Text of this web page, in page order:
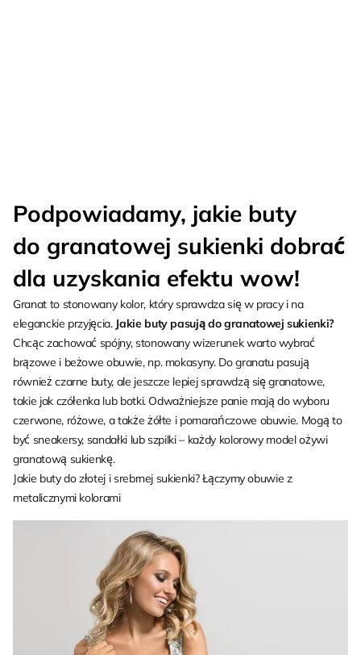
Podpowiadamy, jakie buty
do granatowej sukienki dobrać
dla uzyskania efektu wow!
Granat to stonowany kolor, który sprawdza się w pracy i na
eleganckie przyjęcia. Jakie buty pasują do granatowej sukienki?
Chcąc zachować spójny, stonowany wizerunek warto wybrać
brązowe i beżowe obuwie, np. mokasyny. Do granatu pasują
również czarne buty, ale jeszcze lepiej sprawdzą się granatowe,
takie jak czółenka lub botki. Odważniejsze panie mają do wyboru
czerwone, różowe, a także żółte i pomarańczowe obuwie. Mogą to
być sneakersy, sandałki lub szpilki – każdy kolorowy model ożywi
granatową sukienkę.
Jakie buty do złotej i srebrnej sukienki? Łączymy obuwie z
metalicznymi kolorami